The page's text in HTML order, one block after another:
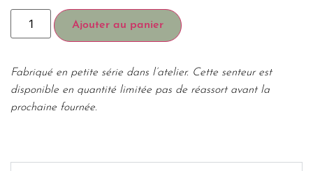
Ajouter au panier
Fabriqué en petite série dans l’atelier. Cette senteur est
disponible en quantité limitée pas de réassort avant la
prochaine fournée.